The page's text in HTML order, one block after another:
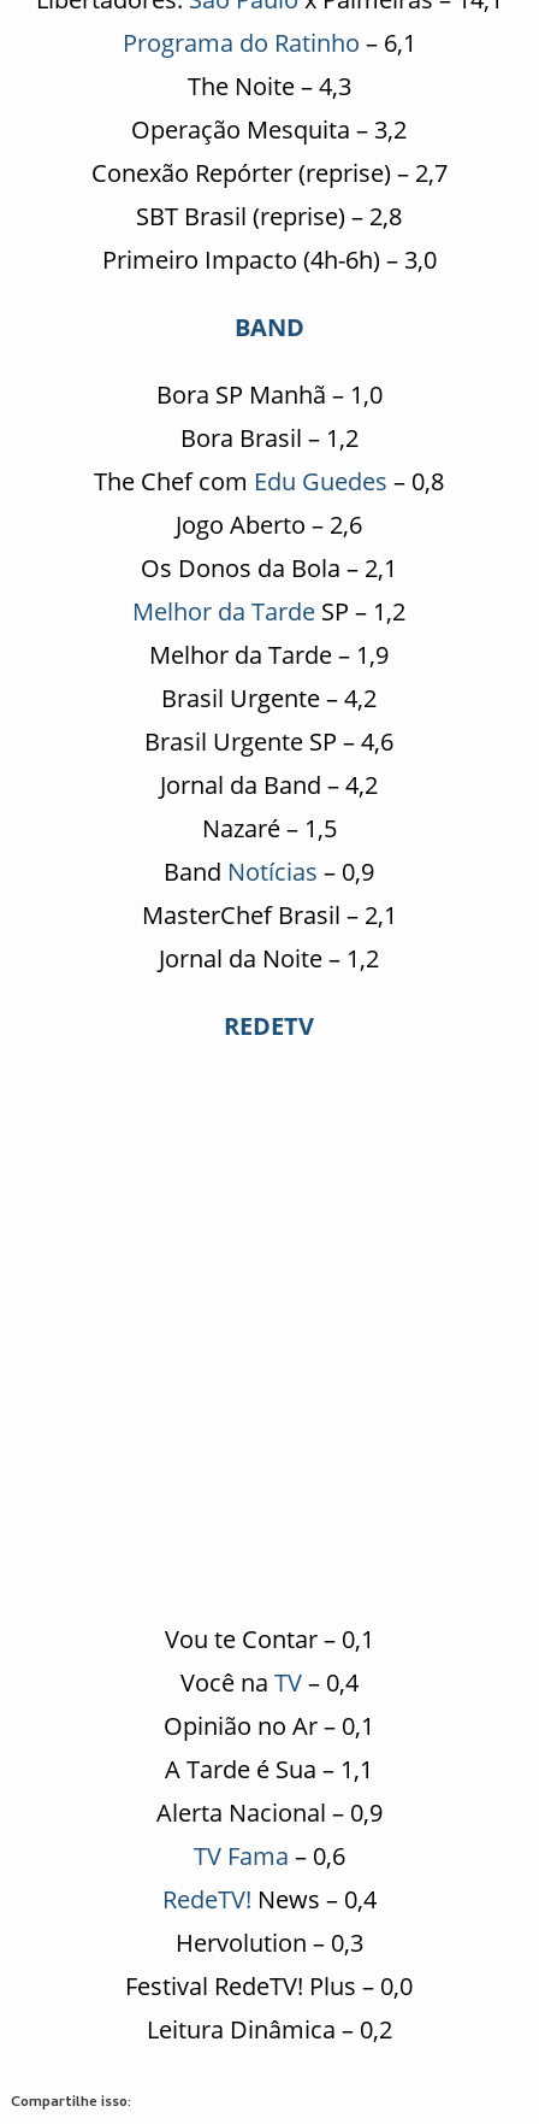
Programa do Ratinho – 6,1
The Noite – 4,3
Operação Mesquita – 3,2
Conexão Repórter (reprise) – 2,7
SBT Brasil (reprise) – 2,8
Primeiro Impacto (4h-6h) – 3,0
BAND
Bora SP Manhã – 1,0
Bora Brasil – 1,2
The Chef com Edu Guedes – 0,8
Jogo Aberto – 2,6
Os Donos da Bola – 2,1
Melhor da Tarde SP – 1,2
Melhor da Tarde – 1,9
Brasil Urgente – 4,2
Brasil Urgente SP – 4,6
Jornal da Band – 4,2
Nazaré – 1,5
Band Notícias – 0,9
MasterChef Brasil – 2,1
Jornal da Noite – 1,2
REDETV
Vou te Contar – 0,1
Você na TV– 0,4
Opinião no Ar – 0,1
A Tarde é Sua – 1,1
Alerta Nacional – 0,9
TV Fama – 0,6
RedeTV! News – 0,4
Hervolution – 0,3
Festival RedeTV! Plus – 0,0
Leitura Dinâmica – 0,2
Compartilhe isso: